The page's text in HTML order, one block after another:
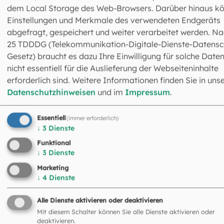
internationale Bedeutung. Seit 1992 verbindet das
Erzbistum München und Freising eine enge Partnerschaft
mit der französischen Diözese Évry, die den Heiligen
Korbinian ebenfalls als Bistumspatron verehrt.
Das könnte Sie auch
interessieren
©
dem Local Storage des Web-Browsers. Darüber hinaus
Einstellungen und Merkmale des verwendeten Endgeräts
abgefragt, gespeichert und weiter verarbeitet werden.
25 TDDDG (Telekommunikation-Digitale-Dienste-
Gesetz) braucht es dazu Ihre Einwilligung für solche
nicht essentiell für die Auslieferung der Webseiteninhalte
erforderlich sind. Weitere Informationen finden Sie in
Datenschutzhinweisen und im Impressum.
Essentiell(immer erforderlich)
↓ 3 Dienste
Funktional
↓ 3 Dienste
Marketing
↓ 4 Dienste
Alle Dienste aktivieren oder deaktivieren
Mit diesem Schalter können Sie alle Dienste aktivieren oder
deaktivieren.